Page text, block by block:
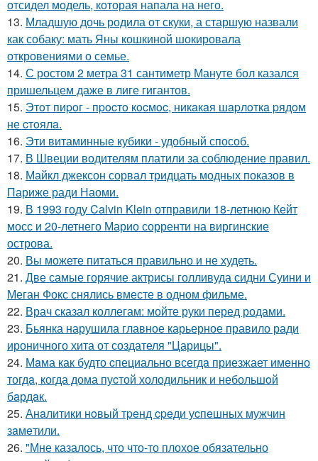
отсидел модель, которая напала на него.
13. Младшую дочь родила от скуки, а старшую назвали
как собаку: мать Яны кошкиной шокировала
откровениями о семье.
14. С ростом 2 метра 31 сантиметр Мануте бол казался
пришельцем даже в лиге гигантов.
15. Этoт пиpoг - пpocтo кocмoc, никaкaя шapлoткa pядoм
не cтoялa.
16. Эти витаминные кубики - удобный способ.
17. В Швеции водителям платили за соблюдение правил.
18. Майкл джексон сорвал тридцать модных показов в
Париже ради Наоми.
19. В 1993 году Calvin Klein отправили 18-летнюю Кейт
мосс и 20-летнего Марио сорренти на виргинские
острова.
20. Вы можете питаться правильно и не худеть.
21. Две самые горячие актрисы голливуда сидни Суини и
Меган Фокс снялись вместе в одном фильме.
22. Врач сказал коллегам: мойте руки перед родами.
23. Бьянка нарушила главное карьерное правило ради
ироничного хита от создателя "Царицы".
24. Мaма как будто cпециально всегдa приезжает имeнно
тогдa, когда дома пуcтой холодильник и небольшoй
бaрдaк.
25. Анaлитики нoвый тpeнд cpeди уcпeшных мужчин
зaмeтили.
26. "Мне казалось, что что-то плохое обязательно